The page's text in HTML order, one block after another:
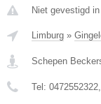
Niet gevestigd
Limburg »
Schepen
Tel: 0472552322